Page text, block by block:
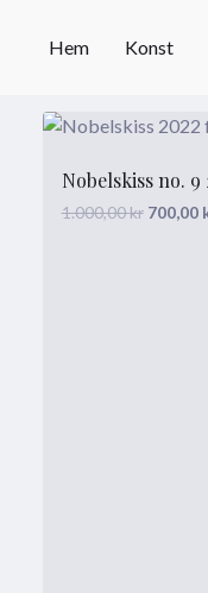
Hem Konst
Nobelskiss no.
1.000,00kr Det
700,00